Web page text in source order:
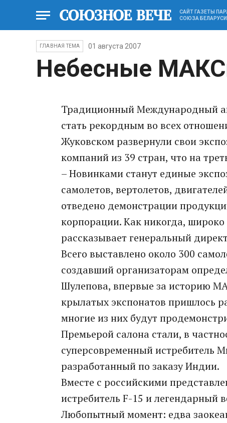
САЙТ ГАЗЕТЫ
СОЮЗА БЕЛАРУСИ
ГЛАВНАЯ ТЕМА 01 августа 2007
Небесные
Традиционный Международный
стать рекордным во всех
Жуковском развернули свои
компаний из 39 стран, что на
– Новинками станут единые
самолетов, вертолетов,
отведено демонстрации
корпорации. Как никогда,
рассказывает генеральный
Всего выставлено около 300
создавший организаторам
Шулепова, впервые за историю
крылатых экспонатов пришлось
многие из них будут
Премьерой салона стали, в
суперсовременный истребитель
разработанный по заказу Индии.
Вместе с российскими
истребитель F-15 и легендарный
Любопытный момент: едва